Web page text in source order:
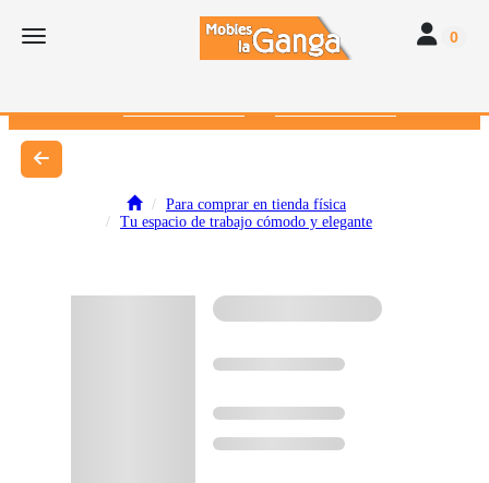
Toggle navigation Toggle
0
Para comprar en tienda física
Tu espacio de trabajo cómodo y elegante